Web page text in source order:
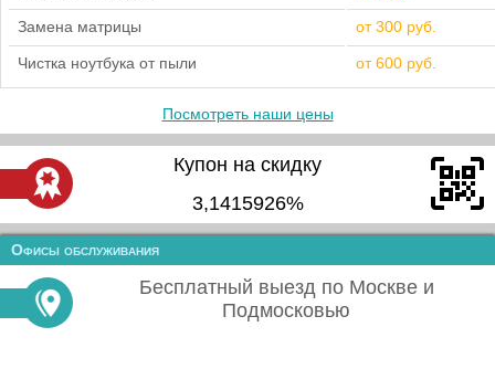
Замена матрицы от 300 руб.
Чистка ноутбука от пыли от 600 руб.
Посмотреть наши цены
Купон на скидку
3,1415926%
Офисы обслуживания
Бесплатный выезд по Москве и
Подмосковью